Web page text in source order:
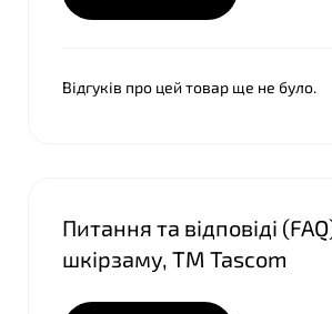
Відгуків про цей товар ще не було.
Питання та відповіді
шкірзаму, ТМ Tascom